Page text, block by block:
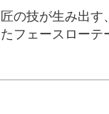
匠の技が生み出す
たフェースローテ